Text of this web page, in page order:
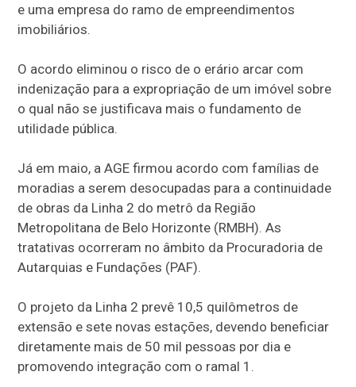
e uma empresa do ramo de empreendimentos
imobiliários.
O acordo eliminou o risco de o erário arcar com
indenização para a expropriação de um imóvel sobre
o qual não se justificava mais o fundamento de
utilidade pública.
Já em maio, a AGE firmou acordo com famílias de
moradias a serem desocupadas para a continuidade
de obras da Linha 2 do metrô da Região
Metropolitana de Belo Horizonte (RMBH). As
tratativas ocorreram no âmbito da Procuradoria de
Autarquias e Fundações (PAF).
O projeto da Linha 2 prevê 10,5 quilômetros de
extensão e sete novas estações, devendo beneficiar
diretamente mais de 50 mil pessoas por dia e
promovendo integração com o ramal 1.